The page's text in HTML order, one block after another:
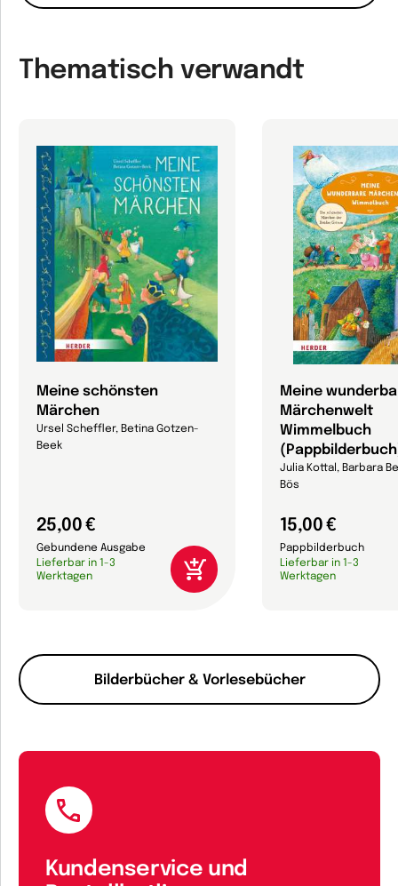
Thematisch verwandt
Bilderbücher & Vorlesebücher
Meine schönsten
Märchen
Ursel Scheffler, Betina Gotzen-
Beek
25,00 €
Gebundene Ausgabe
Lieferbar in 1-3
Werktagen
Meine
Märchenwelt
Wimmelbuch
Julia Kottal, Barbara
Bös
15,00 €
Pappbilderbuch
Lieferbar in 1-3
Werktagen
Kundenservice und